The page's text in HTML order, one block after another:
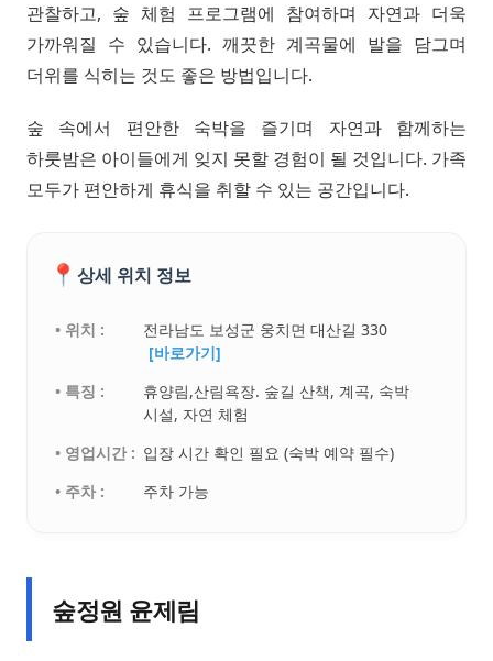
관찰하고, 숲 체험 프로그램에 참여하며 자연과 더욱
가까워질 수 있습니다. 깨끗한 계곡물에 발을 담그며
더위를 식히는 것도 좋은 방법입니다.
숲 속에서 편안한 숙박을 즐기며 자연과 함께하는
하룻밤은 아이들에게 잊지 못할 경험이 될 것입니다. 가족
모두가 편안하게 휴식을 취할 수 있는 공간입니다.
📍 상세 위치 정보
• 위치 :
전라남도 보성군 웅치면 대산길 330
[바로가기]
• 특징 :
휴양림,산림욕장. 숲길 산책, 계곡, 숙박
시설, 자연 체험
• 영업시간 : 입장 시간 확인 필요 (숙박 예약 필수)
• 주차 :
주차 가능
숲정원 윤제림